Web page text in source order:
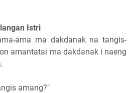
Istri
ama ma dakdanak na tangis-
amantatai ma dakdanak i naeng
amang?"